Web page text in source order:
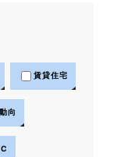
賃貸住宅
向